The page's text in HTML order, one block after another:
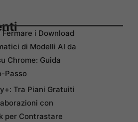
Fermare i Download
di Modelli AI da
Chrome: Guida
Passo
Tra Piani Gratuiti
con
per Contrastare